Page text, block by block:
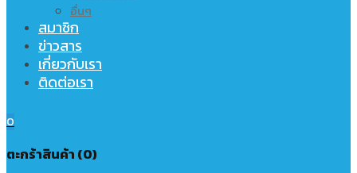
อื่นๆ
สมาชิก
ข่าวสาร
เกี่ยวกับเรา
ติดต่อเรา
0
ตะกร้าสินค้า (0)